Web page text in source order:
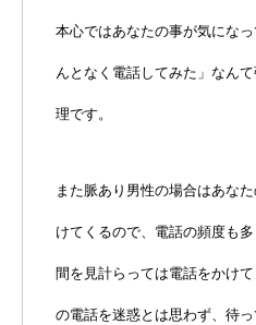
本心ではあなたの事が気にな
んとなく電話してみた」なん
理です。
また脈あり男性の場合はあな
けてくるので、電話の頻度も
間を見計らっては電話をかけ
の電話を迷惑とは思わず、待